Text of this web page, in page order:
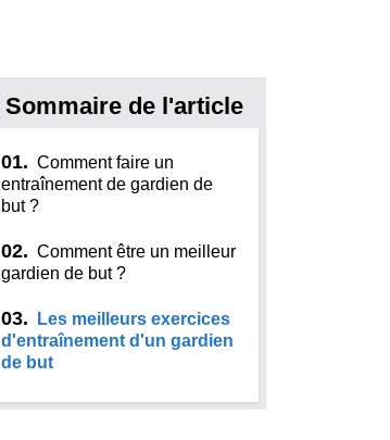
Sommaire de l'article
01. Comment faire un
entraînement de gardien de
but ?
02. Comment être un meilleur
gardien de but ?
03.
Les meilleurs exercices
d'entraînement d'un gardien
de but